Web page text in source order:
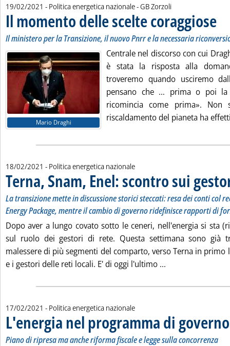
19/02/2021 - Politica energetica nazionale -di:
GB Zorzoli
Il momento delle scelte coraggiose
Il ministero per la Transizione, il nuovo Pnrr e la necessaria
Mario Draghi
Centrale nel discorso con cui
è stata la risposta alla
troveremo quando usciremo
pensano che … prima o poi
ricomincia come prima». Non
riscaldamento del pianeta ha
18/02/2021 - Politica energetica nazionale
Terna, Snam, Enel: scontro sui
La transizione mette in discussione storici steccati: resa dei conti col
Energy Package, mentre il cambio di governo ridefinisce rapporti di
Dopo aver a lungo covato sotto le ceneri, nell'energia si sta
sul ruolo dei gestori di rete. Questa settimana sono già
malessere di più segmenti del comparto, verso Terna in primo
e i gestori delle reti locali. E' di oggi l'ultimo ...
17/02/2021 - Politica energetica nazionale
L'energia nel programma di governo
Piano di ripresa ma anche riforma fiscale e legge sulla concorrenza